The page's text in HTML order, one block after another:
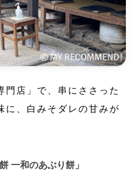
門店」で、串にささった
に、白みそダレの甘みが
一和のあぶり餅」